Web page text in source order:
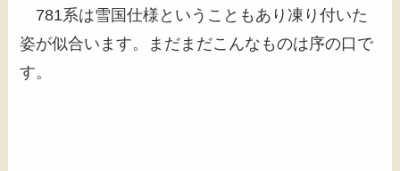
781系は雪国仕様ということもあり凍り付いた
姿が似合います。まだまだこんなものは序の口で
す。